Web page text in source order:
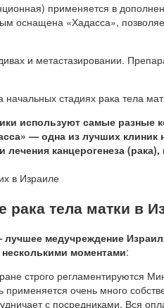
применяется в
оснащена «Хадасса»,
и метастазировании.
стадиях рака тела
используют самые разные
— одна из лучших
канцерогенеза
рака тела матки в
медучреждение
моментами:
строго регламентируются
очень много
с посредниками. Вся